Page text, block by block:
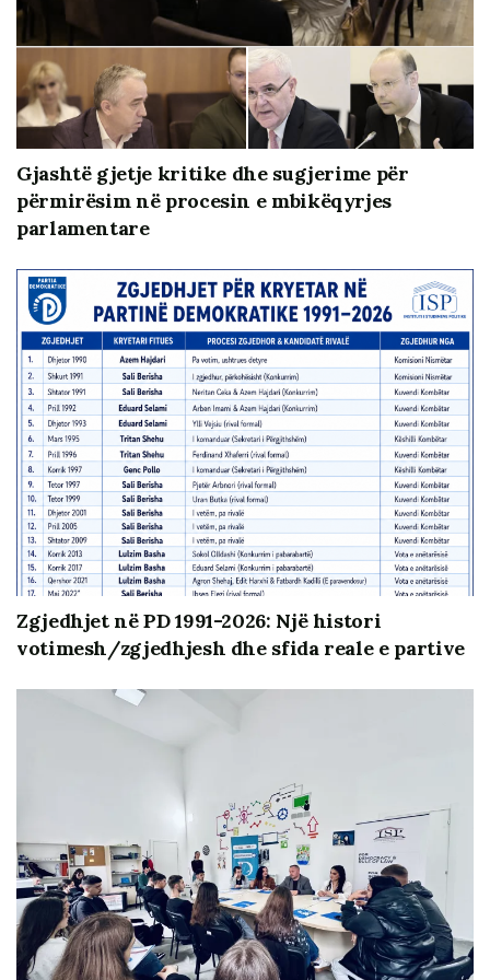
përdorim të siglave dhe logove partiake në funksion të
fushatës, si dhe elementë abuzues në punimet para-
elektorale, në investimet me sfond elektoral, në
diskriminim politik të zonave apo në raste të shumta të
përdorimit të administratës në funksion të agjendave
Gjashtë gjetje kritike dhe sugjerime për
përmirësim në procesin e mbikëqyrjes
parlamentare
Zgjedhjet në PD 1991-2026: Një histori
votimesh/zgjedhjesh dhe sfida reale e partive